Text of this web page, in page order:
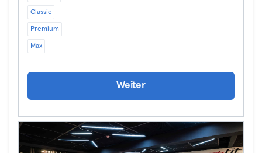
Classic
Premium
Max
Weiter